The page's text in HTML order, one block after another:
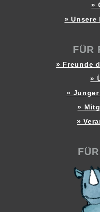
»
» Unsere
FÜR
» Freunde
»
»
»
»